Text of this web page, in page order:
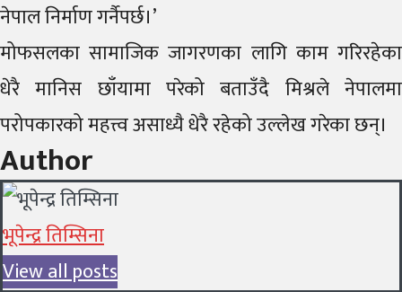
नेपाल निर्माण गर्नैपर्छ।’
मोफसलका सामाजिक जागरणका लागि काम गरिरहेका
धेरै मानिस छाँयामा परेको बताउँदै मिश्रले नेपालमा
परोपकारको महत्त्व असाध्यै धेरै रहेको उल्लेख गरेका छन्।
Author
भूपेन्द्र तिम्सिना
View all posts